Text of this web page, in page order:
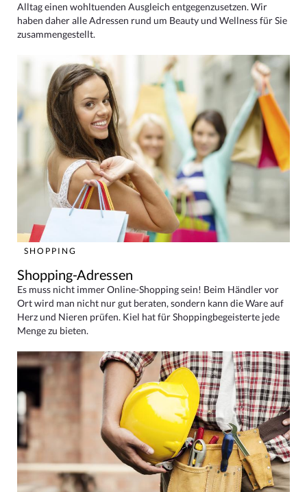
Alltag einen wohltuenden Ausgleich entgegenzusetzen. Wir
haben daher alle Adressen rund um Beauty und Wellness für Sie
zusammengestellt.
SHOPPING
Shopping-Adressen
Es muss nicht immer Online-Shopping sein! Beim Händler vor
Ort wird man nicht nur gut beraten, sondern kann die Ware auf
Herz und Nieren prüfen. Kiel hat für Shoppingbegeisterte jede
Menge zu bieten.